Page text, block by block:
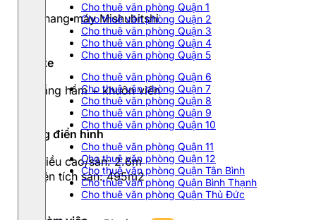
Cho thuê văn phòng Quận 1
Cho thuê văn phòng Quận 2
Cho thuê văn phòng Quận 3
Cho thuê văn phòng Quận 4
Cho thuê văn phòng Quận 5
Cho thuê văn phòng Quận 6
Cho thuê văn phòng Quận 7
Cho thuê văn phòng Quận 8
Cho thuê văn phòng Quận 9
Cho thuê văn phòng Quận 10
Cho thuê văn phòng Quận 11
Cho thuê văn phòng Quận 12
Cho thuê văn phòng Quận Tân Bình
Cho thuê văn phòng Quận Bình Thạnh
Cho thuê văn phòng Quận Thủ Đức
02 thang máy Mishubitshi
Đỗ xe
01 tầng hầm + khuôn viên
Tầng điển hình
- Chiều cao/sàn: 2.6m
- Diện tích sàn: 495m2